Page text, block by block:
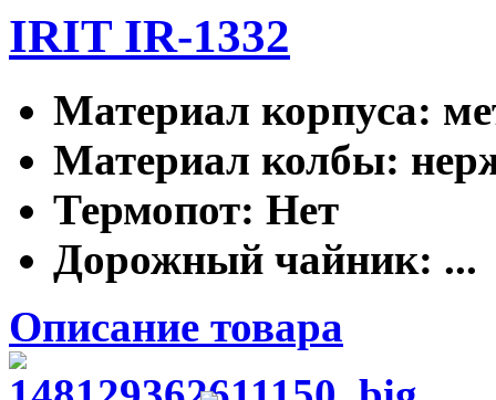
IRIT IR-1332
Материал корпуса:
Материал колбы:
Термопот: Нет
Дорожный чайник: ...
Описание товара